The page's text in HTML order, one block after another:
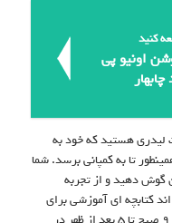
کنید
اونیو پی
هستید که خود به
تا به کمپانی برسد. شما
گوش دهید و از تجربه
کتابچه ای آموزشی برای